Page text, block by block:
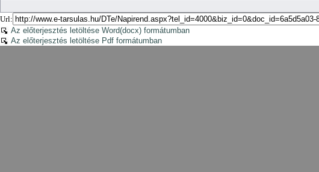
Url:
Az előterjesztés letöltése Word(docx) formátumban
Az előterjesztés letöltése Pdf formátumban